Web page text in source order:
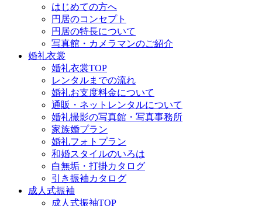
はじめての方へ
円居のコンセプト
円居の特長について
写真館・カメラマンのご紹介
婚礼衣裳
婚礼衣裳TOP
レンタルまでの流れ
婚礼お支度料金について
通販・ネットレンタルについて
婚礼撮影の写真館・写真事務所
家族婚プラン
婚礼フォトプラン
和婚スタイルのいろは
白無垢・打掛カタログ
引き振袖カタログ
成人式振袖
成人式振袖TOP